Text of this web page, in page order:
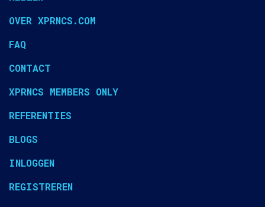
OVER XPRNCS.COM
FAQ
CONTACT
XPRNCS MEMBERS ONLY
REFERENTIES
BLOGS
INLOGGEN
REGISTREREN